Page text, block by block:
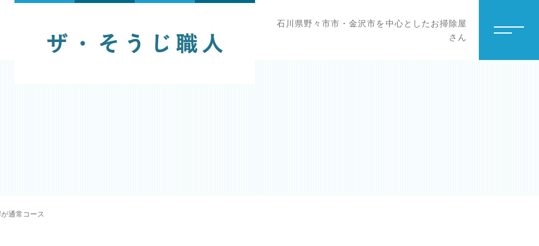
石川県野々市市・金沢市を中心としたお掃除屋
さん
通常コース